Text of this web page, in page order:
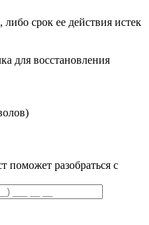
срок ее действия истек
для восстановления
поможет разобраться с